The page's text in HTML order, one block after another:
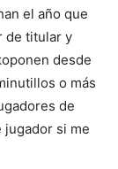
el año que
de titular y
desde
o más
de
jugador si me